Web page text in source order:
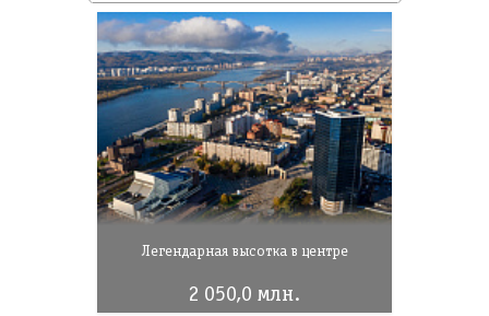
Легендарная высотка в центре
2 050,0 млн.